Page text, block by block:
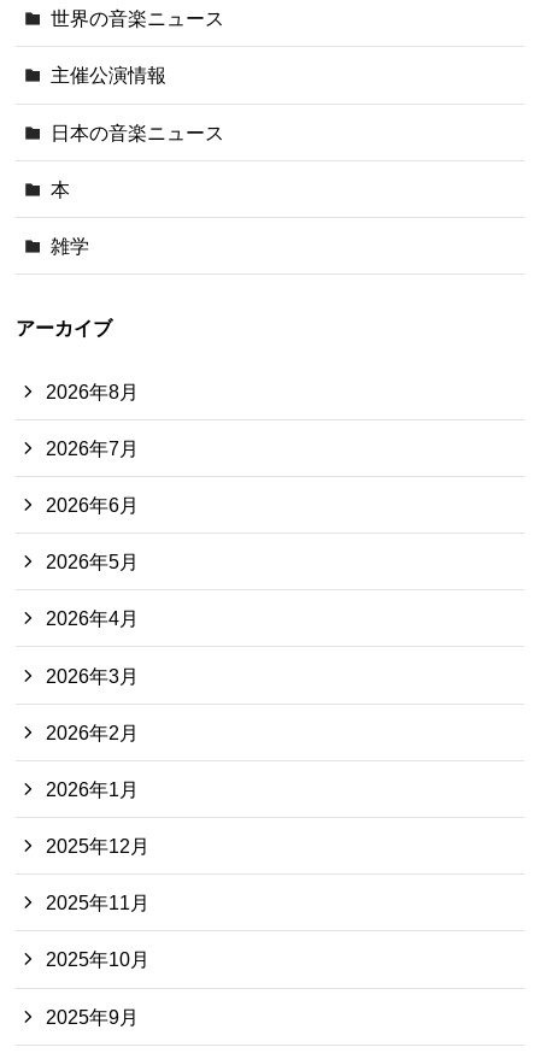
世界の音楽ニュース
主催公演情報
日本の音楽ニュース
本
雑学
アーカイブ
2026年8月
2026年7月
2026年6月
2026年5月
2026年4月
2026年3月
2026年2月
2026年1月
2025年12月
2025年11月
2025年10月
2025年9月